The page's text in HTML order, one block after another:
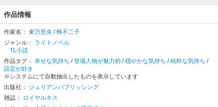
作品情報
作家名： 東万里央 /蜂不二子
ジャンル： ライトノベル
TL小説
作品タグ： 幸せな気持ち /登場人物が魅力的 /穏やかな気持ち /純粋な気持ち /
設定が好き
※システムにて自動抽出したものを表示しています
出版社： ジュリアンパブリッシング
雑誌：
ロイヤルキス